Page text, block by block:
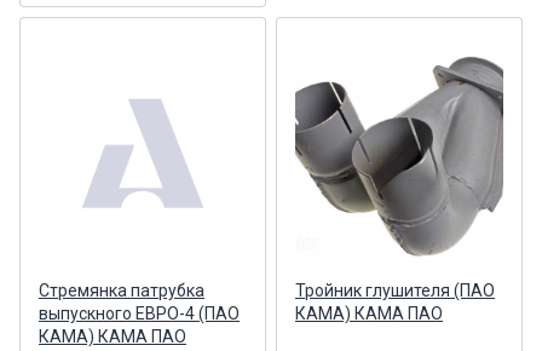
Стремянка патрубка
выпускного ЕВРО-4 (ПАО
КАМА) КАМА ПАО
Тройник глушителя (ПАО
КАМА) КАМА ПАО